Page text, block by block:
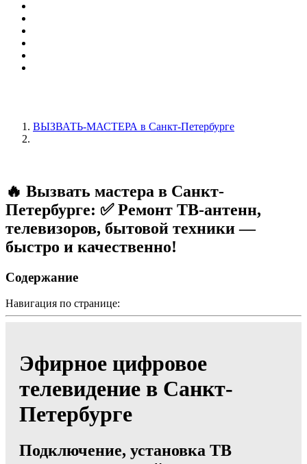
ВЫЗВАТЬ-МАСТЕРА в Санкт-Петербурге
🔥 Вызвать мастера в Санкт-
Петербурге: ✅ Ремонт ТВ-антенн,
телевизоров, бытовой техники —
быстро и качественно!
Содержание
Навигация по странице:
Эфирное цифровое
телевидение в Санкт-
Петербурге
Подключение, установка ТВ